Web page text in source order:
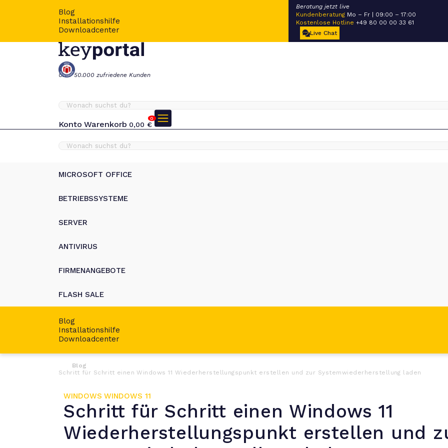
Blog
Installationshilfe
Downloadcenter
Beratung jetzt live
Kundenberatung Mo – Fr | 09:00 – 17:00
Kostenlose Hotline +49 80 00 00 33 61
Live Chat
Über 50.000 zufriedene Kunden
Konto
0
Warenkorb 0,00 €
MICROSOFT OFFICE
BETRIEBSSYSTEME
SERVER
ANTIVIRUS
FIRMENANGEBOTE
FLASH SALE
Blog
Installationshilfe
Downloadcenter
Blog
Schritt für Schritt einen Windows 11 Wiederherstellungspunkt erstellen und zur Systemwiederherstellung laden
WINDOWS WINDOWS 11
Schritt für Schritt einen Windows 11
Wiederherstellungspunkt erstellen und